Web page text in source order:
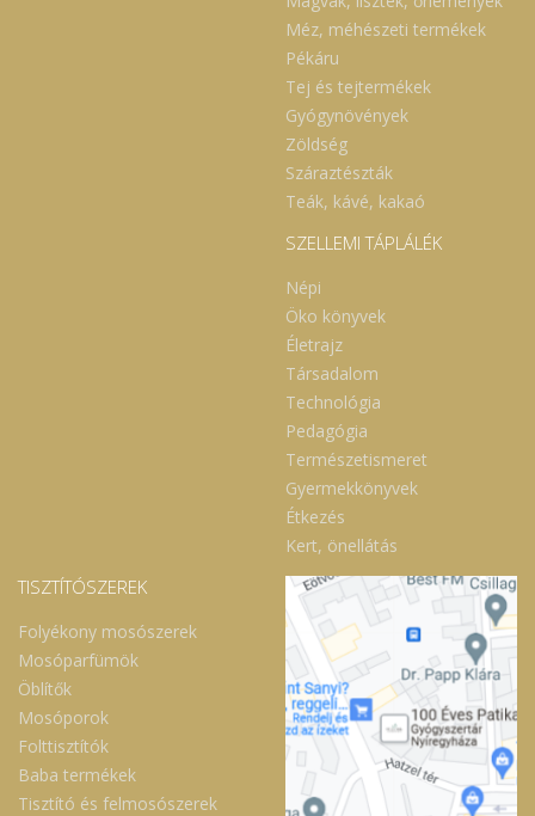
Méz, méhészeti termékek
Pékáru
Tej és tejtermékek
Gyógynövények
Zöldség
Száraztészták
Teák, kávé, kakaó
SZELLEMI TÁPLÁLÉK
Népi
Öko könyvek
Életrajz
Társadalom
Technológia
Pedagógia
Természetismeret
Gyermekkönyvek
Étkezés
Kert, önellátás
TISZTÍTÓSZEREK
Folyékony mosószerek
Mosóparfümök
Öblítők
Mosóporok
Folttisztítók
Baba termékek
Tisztító és felmosószerek